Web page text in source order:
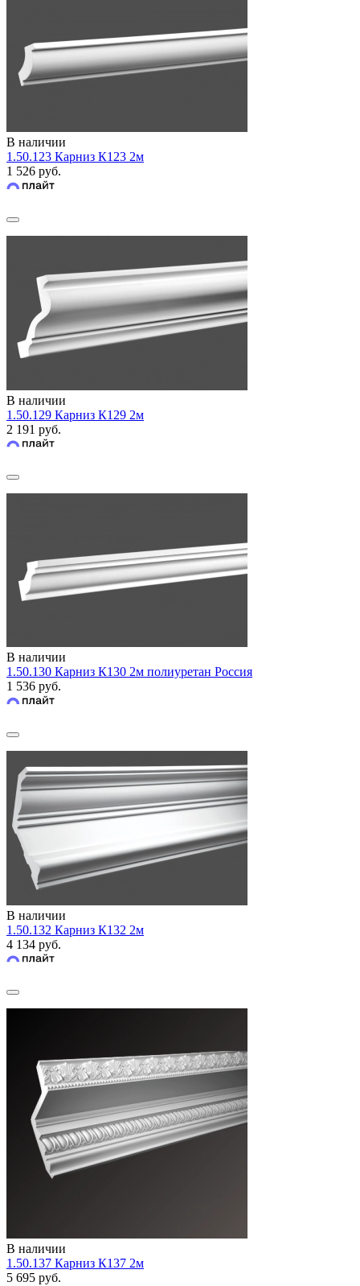
В наличии
1.50.123 Карниз К123 2м
1 526 руб.
В наличии
1.50.129 Карниз К129 2м
2 191 руб.
В наличии
1.50.130 Карниз К130 2м полиуретан Россия
1 536 руб.
В наличии
1.50.132 Карниз К132 2м
4 134 руб.
В наличии
1.50.137 Карниз К137 2м
5 695 руб.